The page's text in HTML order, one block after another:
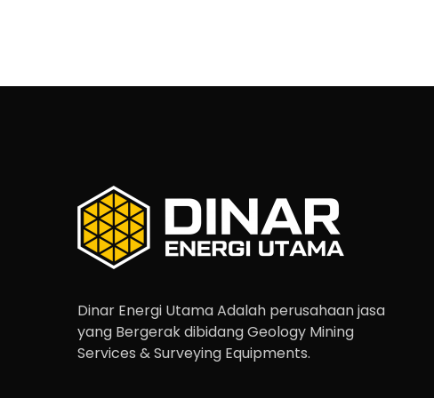
Dinar Energi Utama Adalah perusahaan jasa
yang Bergerak dibidang Geology Mining
Services & Surveying Equipments.